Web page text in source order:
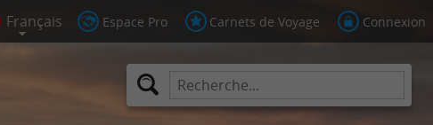
Espace Pro Carnets de Voyage Connexion